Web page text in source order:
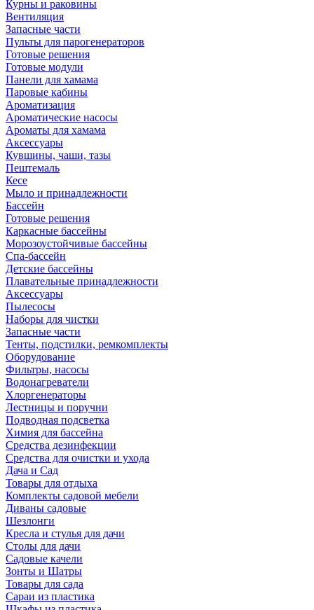
Курны и раковины
Вентиляция
Запасные части
Пульты для парогенераторов
Готовые решения
Готовые модули
Панели для хамама
Паровые кабины
Ароматизация
Ароматические насосы
Ароматы для хамама
Аксессуары
Кувшины, чаши, тазы
Пештемаль
Кесе
Мыло и принадлежности
Бассейн
Готовые решения
Каркасные бассейны
Морозоустойчивые бассейны
Спа-бассейн
Детские бассейны
Плавательные принадлежности
Аксессуары
Пылесосы
Наборы для чистки
Запасные части
Тенты, подстилки, ремкомплекты
Оборудование
Фильтры, насосы
Водонагреватели
Хлоргенераторы
Лестницы и поручни
Подводная подсветка
Химия для бассейна
Средства дезинфекции
Средства для очистки и ухода
Дача и Сад
Товары для отдыха
Комплекты садовой мебели
Диваны садовые
Шезлонги
Кресла и стулья для дачи
Столы для дачи
Садовые качели
Зонты и Шатры
Товары для сада
Сараи из пластика